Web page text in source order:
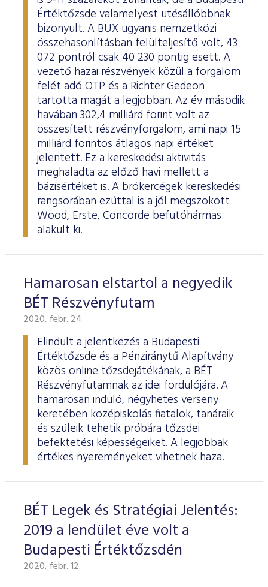
Értéktőzsde valamelyest ütésállóbbnak
bizonyult. A BUX ugyanis nemzetközi
összehasonlításban felülteljesítő volt, 43
072 pontról csak 40 230 pontig esett. A
vezető hazai részvények közül a forgalom
felét adó OTP és a Richter Gedeon
tartotta magát a legjobban. Az év második
havában 302,4 milliárd forint volt az
összesített részvényforgalom, ami napi 15
milliárd forintos átlagos napi értéket
jelentett. Ez a kereskedési aktivitás
meghaladta az előző havi mellett a
bázisértéket is. A brókercégek kereskedési
rangsorában ezúttal is a jól megszokott
Wood, Erste, Concorde befutóhármas
alakult ki.
Hamarosan elstartol a negyedik
BÉT Részvényfutam
2020. febr. 24.
Elindult a jelentkezés a Budapesti
Értéktőzsde és a Pénziránytű Alapítvány
közös online tőzsdejátékának, a BÉT
Részvényfutamnak az idei fordulójára. A
hamarosan induló, négyhetes verseny
keretében középiskolás fiatalok, tanáraik
és szüleik tehetik próbára tőzsdei
befektetési képességeiket. A legjobbak
értékes nyereményeket vihetnek haza.
BÉT Legek és Stratégiai Jelentés:
2019 a lendület éve volt a
Budapesti Értéktőzsdén
2020. febr. 12.